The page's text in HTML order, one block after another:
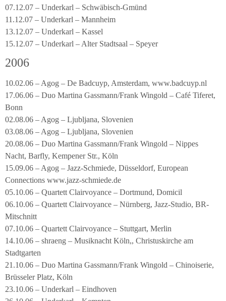
07.12.07 – Underkarl – Schwäbisch-Gmünd
11.12.07 – Underkarl – Mannheim
13.12.07 – Underkarl – Kassel
15.12.07 – Underkarl – Alter Stadtsaal – Speyer
2006
10.02.06 – Agog – De Badcuyp, Amsterdam, www.badcuyp.nl
17.06.06 – Duo Martina Gassmann/Frank Wingold – Café Tiferet,
Bonn
02.08.06 – Agog – Ljubljana, Slovenien
03.08.06 – Agog – Ljubljana, Slovenien
20.08.06 – Duo Martina Gassmann/Frank Wingold – Nippes
Nacht, Barfly, Kempener Str., Köln
15.09.06 – Agog – Jazz-Schmiede, Düsseldorf, European
Connections www.jazz-schmiede.de
05.10.06 – Quartett Clairvoyance – Dortmund, Domicil
06.10.06 – Quartett Clairvoyance – Nürnberg, Jazz-Studio, BR-
Mitschnitt
07.10.06 – Quartett Clairvoyance – Stuttgart, Merlin
14.10.06 – shraeng – Musiknacht Köln,, Christuskirche am
Stadtgarten
21.10.06 – Duo Martina Gassmann/Frank Wingold – Chinoiserie,
Brüsseler Platz, Köln
23.10.06 – Underkarl – Eindhoven